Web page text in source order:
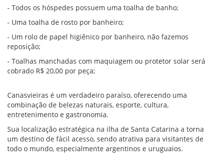
- Todos os hóspedes possuem uma toalha de banho;
- Uma toalha de rosto por banheiro;
- Um rolo de papel higiênico por banheiro, não fazemos
reposição;
- Toalhas manchadas com maquiagem ou protetor solar será
cobrado R$ 20,00 por peça;
Canasvieiras é um verdadeiro paraíso, oferecendo uma
combinação de belezas naturais, esporte, cultura,
entretenimento e gastronomia.
Sua localização estratégica na ilha de Santa Catarina a torna
um destino de fácil acesso, sendo atrativa para visitantes de
todo o mundo, especialmente argentinos e uruguaios.